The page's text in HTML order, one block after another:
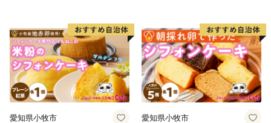
レーション ホールケーキ 日
時指定可
デコレーションケーキ ホー
ルケーキ 人形 かわいい こど
も
愛知県小牧市 愛知県小牧市